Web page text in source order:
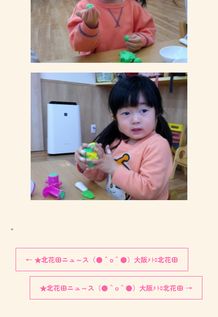
。
← ★北花田ニュ～ス（●＾o＾●）大阪ﾒﾄﾛ北花田
★北花田ニュ～ス（●＾o＾●）大阪ﾒﾄﾛ北花田 →